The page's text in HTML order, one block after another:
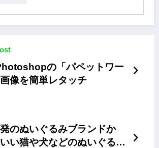
の「パペットワー
像を簡単レタッチ
のぬいぐるみブランドか
い猫や犬などのぬいぐるみ